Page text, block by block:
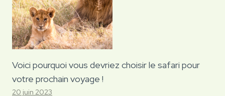
Voici pourquoi vous devriez choisir le safari pour
votre prochain voyage !
20 juin 2023